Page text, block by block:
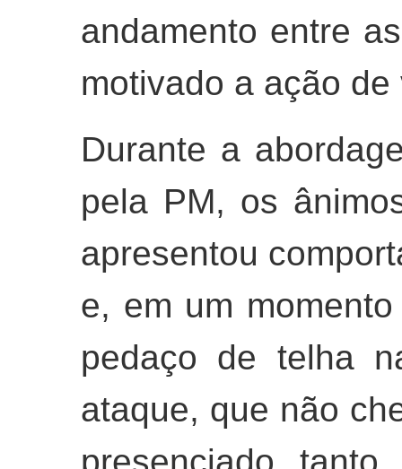
andamento entre
motivado a ação
Durante a
pela PM, os
apresentou
e, em um
pedaço de telha
ataque, que não